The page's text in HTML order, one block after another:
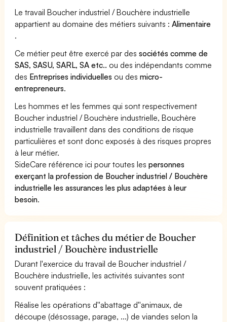
Le travail Boucher industriel / Bouchère industrielle
appartient au domaine des métiers suivants :Alimentaire
.
Ce métier peut être exercé par dessociétés comme de
SAS, SASU, SARL, SA etc.. ou des indépendants comme
des Entreprises individuelles ou desmicro-
entrepreneurs.
Les hommes et les femmes qui sont respectivement
Boucher industriel / Bouchère industrielle, Bouchère
industrielle travaillent dans des conditions de risque
particulières et sont donc exposés à des risques propres
à leur métier.
SideCare référence ici pour toutes lespersonnes
exerçant la profession de Boucher industriel / Bouchère
industrielle les assurances les plus adaptées à leur
besoin.
Définition et tâches du métier de Boucher
industriel / Bouchère industrielle
Durant l'exercice du travail de Boucher industriel /
Bouchère industrielle, les activités suivantes sont
souvent pratiquées :
Réalise les opérations d''abattage d''animaux, de
découpe (désossage, parage, ...) de viandes selon la